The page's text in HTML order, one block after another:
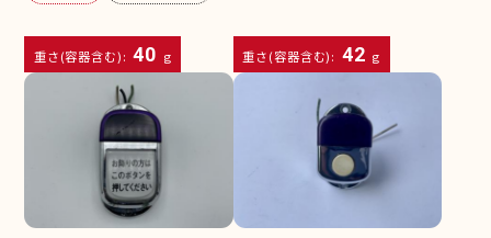
重さ(容器含む): 40 g 重さ(容器含む): 42 g